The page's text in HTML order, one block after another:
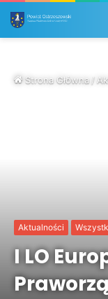
Strona Główna/
Aktualności
I LO